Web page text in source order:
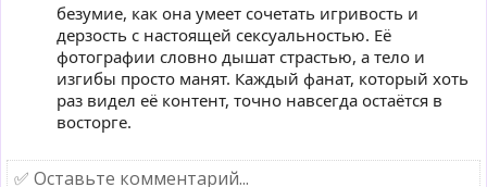
безумие, как она умеет сочетать игривость и
дерзость с настоящей сексуальностью. Её
фотографии словно дышат страстью, а тело и
изгибы просто манят. Каждый фанат, который хоть
раз видел её контент, точно навсегда остаётся в
восторге.